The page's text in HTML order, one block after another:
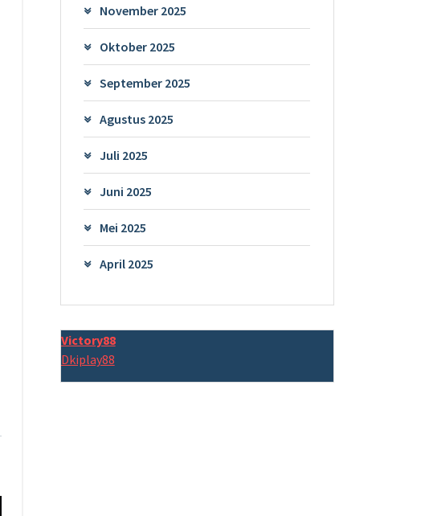
November 2025
Oktober 2025
September 2025
Agustus 2025
Juli 2025
Juni 2025
Mei 2025
April 2025
Victory88
Dkiplay88